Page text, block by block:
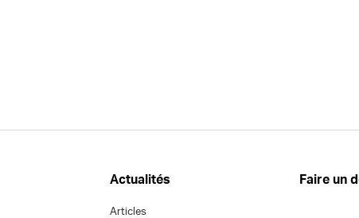
Actualités
Articles
Faire un